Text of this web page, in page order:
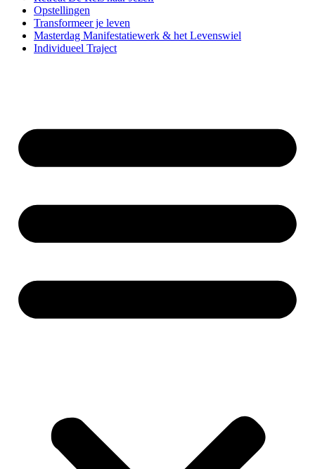
Opstellingen
Transformeer je leven
Masterdag Manifestatiewerk & het Levenswiel
Individueel Traject